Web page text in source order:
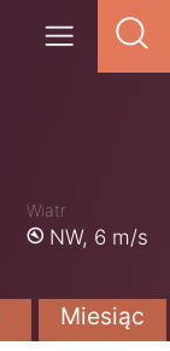
Wiatr
NW, 6 m/s
Miesiąc